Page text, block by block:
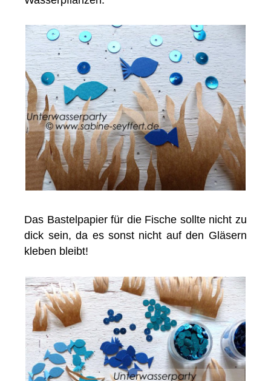
Das Bastelpapier für die Fische sollte nicht zu
dick sein, da es sonst nicht auf den Gläsern
kleben bleibt!